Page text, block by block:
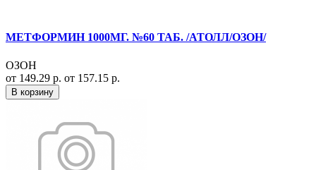
МЕТФОРМИН 1000МГ. №60 ТАБ. /АТОЛЛ/ОЗОН/
ОЗОН
от 149.29 р. от 157.15 р.
В корзину